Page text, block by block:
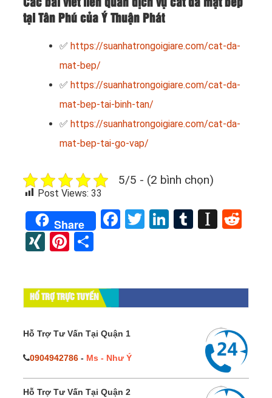
Các bài viết liên quan dịch vụ cắt đá mặt bếp
tại Tân Phú của Ý Thuận Phát
✅ https://suanhatrongoigiare.com/cat-da-
mat-bep/
✅ https://suanhatrongoigiare.com/cat-da-
mat-bep-tai-binh-tan/
✅ https://suanhatrongoigiare.com/cat-da-
mat-bep-tai-go-vap/
5/5 - (2 bình chọn)
Post Views: 33
Share Facebook
TwitterLinkedIn
Tumblr
XINGPinterest
HỔ TRỢ TRỰC TUYẾN
Hỗ Trợ Tư Vấn Tại Quận 1
0904942786 - Ms - Như Ý
Hỗ Trợ Tư Vấn Tại Quận 2